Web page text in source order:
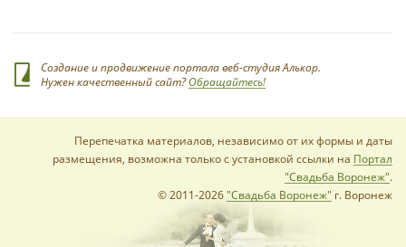
*
Создание и продвижение портала веб-студия Алькор.
Нужен качественный сайт?Обращайтесь!
Перепечатка материалов, независимо от их формы и даты
размещения, возможна только с установкой ссылки на Портал
"Свадьба Воронеж".
© 2011-2026"Свадьба Воронеж" г. Воронеж